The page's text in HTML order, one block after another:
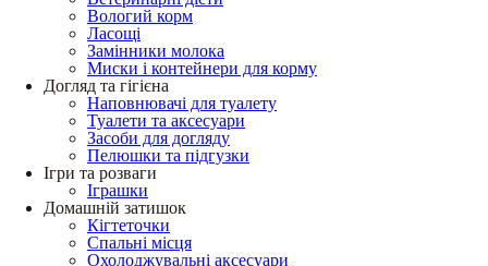
Вологий корм
Ласощі
Замінники молока
Миски і контейнери для корму
Догляд та гігієна
Наповнювачі для туалету
Туалети та аксесуари
Засоби для догляду
Пелюшки та підгузки
Ігри та розваги
Іграшки
Домашній затишок
Кігтеточки
Спальні місця
Охолоджувальні аксесуари